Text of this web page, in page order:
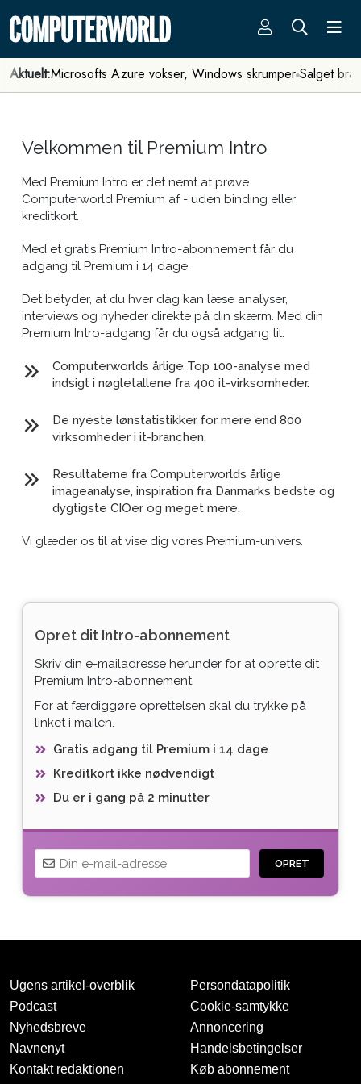
Aktuelt:Microsofts Azure vokser, Windows skrumper Salget
Velkommen til Premium Intro
Med Premium Intro er det nemt at prøve
Computerworld Premium af - uden binding eller
kreditkort.
Med et gratis Premium Intro-abonnement får du
adgang til Premium i 14 dage.
Det betyder, at du hver dag kan læse analyser,
interviews og nyheder direkte på din skærm. Med din
Premium Intro-adgang får du også adgang til:
Computerworlds årlige Top 100-analyse med
indsigt i nøgletallene fra 400 it-virksomheder.
De nyeste lønstatistikker for mere end 800
virksomheder i it-branchen.
Resultaterne fra Computerworlds årlige
imageanalyse, inspiration fra Danmarks bedste og
dygtigste CIOer og meget mere.
Vi glæder os til at vise dig vores Premium-univers.
Opret dit Intro-abonnement
Skriv din e-mailadresse herunder for at oprette dit
Premium Intro-abonnement.
For at færdiggøre oprettelsen skal du trykke på
linket i mailen.
Gratis adgang til Premium i 14 dage
Kreditkort ikke nødvendigt
Du er i gang på 2 minutter
OPRET
Tak for oprettelsen
Ugens artikel-overblik
Podcast
Nyhedsbreve
Navnenyt
Kontakt redaktionen
Persondatapolitik
Cookie-samtykke
Annoncering
Handelsbetingelser
Køb abonnement